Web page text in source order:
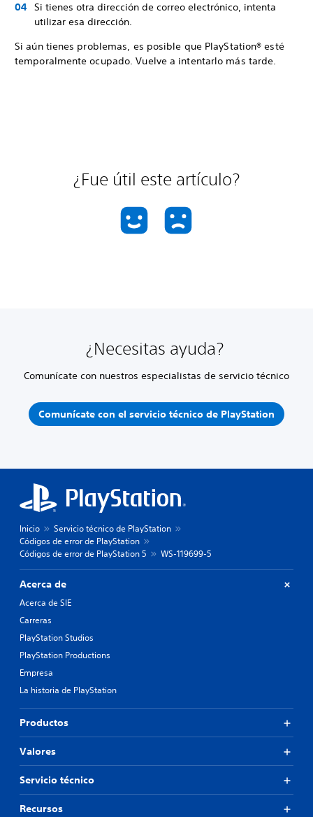
Si tienes otra dirección de correo electrónico, intenta
utilizar esa dirección.
Si aún tienes problemas, es posible que PlayStation® esté
temporalmente ocupado. Vuelve a intentarlo más tarde.
¿Fue útil este artículo?
¿Necesitas ayuda?
Comunícate con nuestros especialistas de servicio técnico
Comunícate con el servicio técnico de PlayStation
Inicio
Servicio técnico de PlayStation
Códigos de error de PlayStation
Códigos de error de PlayStation 5
WS-119699-5
Acerca de
Acerca de SIE
Carreras
PlayStation Studios
PlayStation Productions
Empresa
La historia de PlayStation
Productos
Valores
Servicio técnico
Recursos